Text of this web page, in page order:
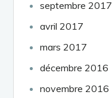
septembre 2017
avril 2017
mars 2017
décembre 2016
novembre 2016